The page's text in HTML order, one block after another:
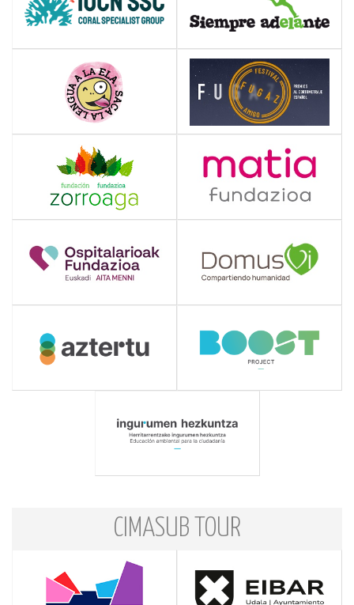
CIMASUB TOUR